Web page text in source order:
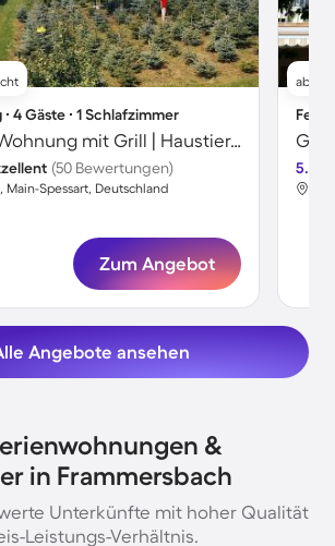
4 Gäste ∙ 1 Schlafzimmer
Charmante Wohnung mit Grill | Haustiere erlaubt
(50 Bewertungen)
Main-Spessart, Deutschland
Zum Angebot
ab
5.0
Angebote ansehen
&
in Frammersbach
Unterkünfte mit hoher Qualität
Leistungs-Verhältnis.